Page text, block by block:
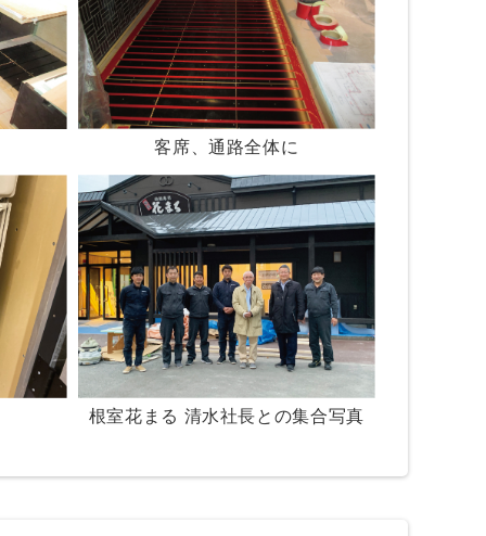
客席、通路全体に
根室花まる 清水社長との集合写真